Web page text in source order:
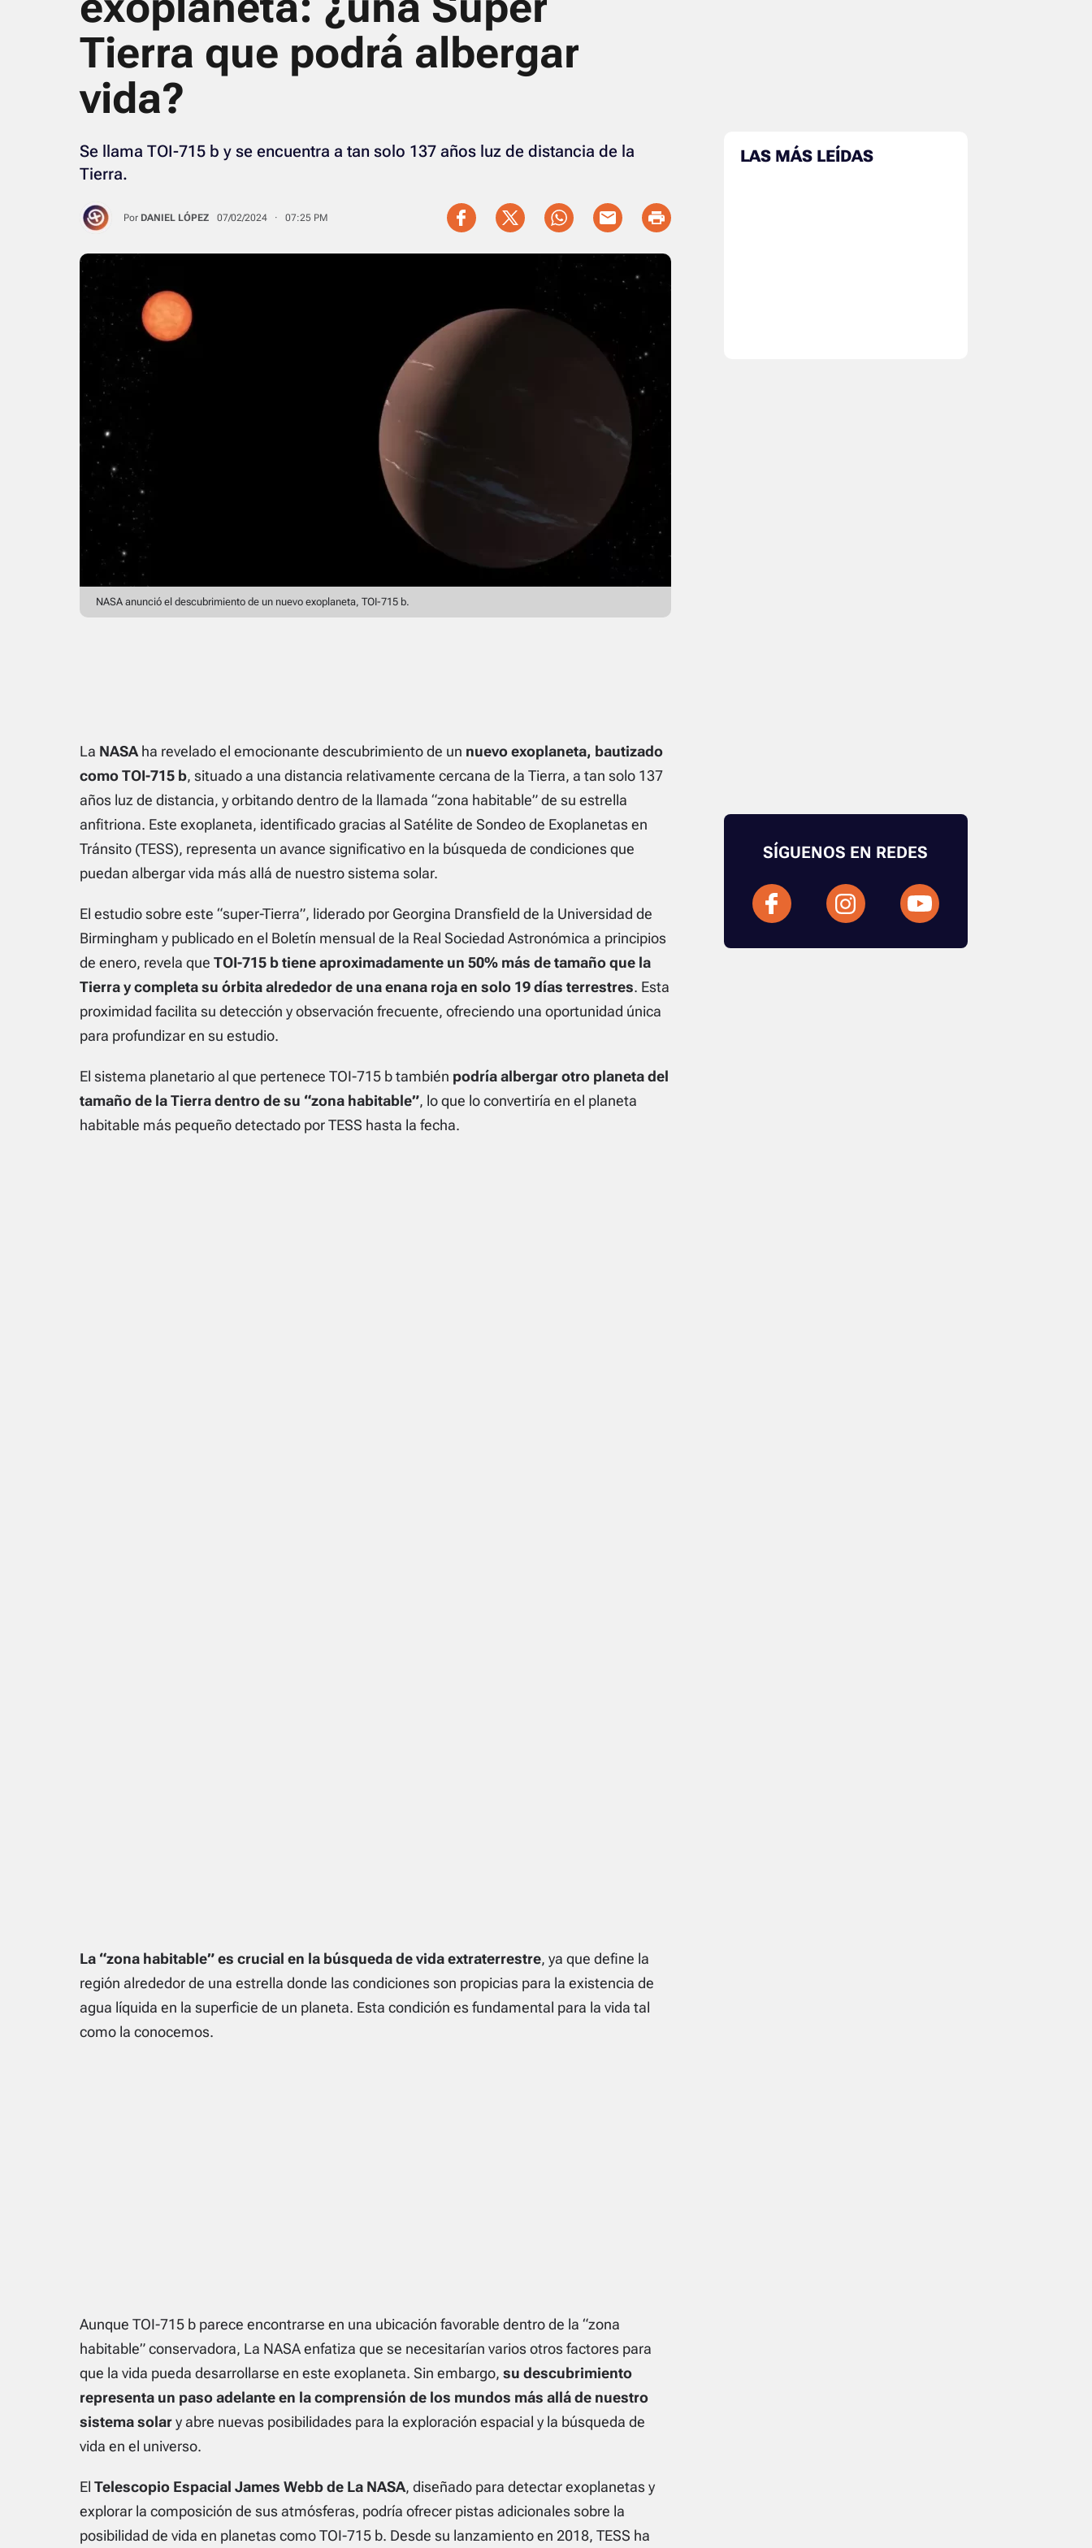
Tierra que podrá albergar
vida?
Se llama TOI-715 b y se encuentra a tan solo 137 años luz de distancia de la
Tierra.
Por DANIEL LÓPEZ 07/02/2024 · 07:25 PM
NASA anunció el descubrimiento de un nuevo exoplaneta, TOI-715 b.
La NASAha revelado el emocionante descubrimiento de un nuevo exoplaneta, bautizado
como TOI-715 b, situado a una distancia relativamente cercana de la Tierra, a tan solo 137
años luz de distancia, y orbitando dentro de la llamada “zona habitable” de su estrella
anfitriona. Este exoplaneta, identificado gracias al Satélite de Sondeo de Exoplanetas en
Tránsito (TESS), representa un avance significativo en la búsqueda de condiciones que
puedan albergar vida más allá de nuestro sistema solar.
El estudio sobre este “super-Tierra”, liderado por Georgina Dransfield de la Universidad de
Birmingham y publicado en el Boletín mensual de la Real Sociedad Astronómica a principios
de enero, revela que TOI-715 b tiene aproximadamente un 50% más de tamaño que la
Tierra y completa su órbita alrededor de una enana roja en solo 19 días terrestres. Esta
proximidad facilita su detección y observación frecuente, ofreciendo una oportunidad única
para profundizar en su estudio.
El sistema planetario al que pertenece TOI-715 b también podría albergar otro planeta del
tamaño de la Tierra dentro de su “zona habitable”, lo que lo convertiría en el planeta
habitable más pequeño detectado por TESS hasta la fecha.
La “zona habitable” es crucial en la búsqueda de vida extraterrestre, ya que define la
región alrededor de una estrella donde las condiciones son propicias para la existencia de
agua líquida en la superficie de un planeta. Esta condición es fundamental para la vida tal
como la conocemos.
Aunque TOI-715 b parece encontrarse en una ubicación favorable dentro de la “zona
habitable” conservadora, La NASA enfatiza que se necesitarían varios otros factores para
que la vida pueda desarrollarse en este exoplaneta. Sin embargo, su descubrimiento
representa un paso adelante en la comprensión de los mundos más allá de nuestro
sistema solary abre nuevas posibilidades para la exploración espacial y la búsqueda de
vida en el universo.
El Telescopio Espacial James Webb de La NASA, diseñado para detectar exoplanetas y
explorar la composición de sus atmósferas, podría ofrecer pistas adicionales sobre la
posibilidad de vida en planetas como TOI-715 b. Desde su lanzamiento en 2018, TESS ha
LAS MÁS LEÍDAS
SÍGUENOS EN REDES